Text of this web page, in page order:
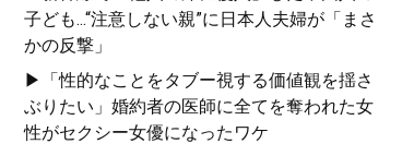
子ども...“注意しない親”に日本人夫婦が「まさ
かの反撃」
▶「性的なことをタブー視する価値観を揺さ
ぶりたい」婚約者の医師に全てを奪われた女
性がセクシー女優になったワケ